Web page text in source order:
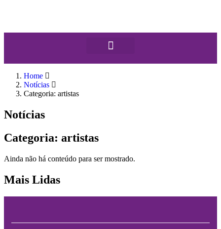
Home
Notícias
Categoria: artistas
Notícias
Categoria: artistas
Ainda não há conteúdo para ser mostrado.
Mais Lidas